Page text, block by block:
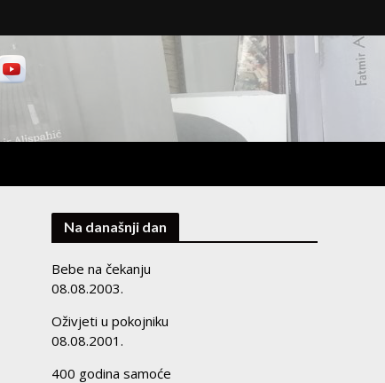
Na današnji dan
Bebe na čekanju
08.08.2003.
Oživjeti u pokojniku
08.08.2001.
400 godina samoće